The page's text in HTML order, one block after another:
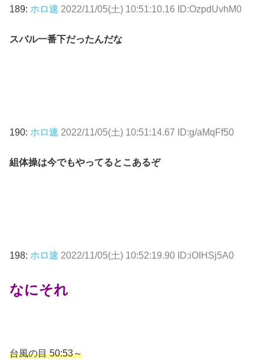
189: ホロ速 2022/11/05(土) 10:51:10.16 ID:OzpdUvhM0
スバル一番下だったんだな
190: ホロ速 2022/11/05(土) 10:51:14.67 ID:g/aMqFf50
組体操は今でもやってるとこあるぞ
198: ホロ速 2022/11/05(土) 10:52:19.90 ID:iOIHSj5A0
なにそれ
台風の目 50:53～